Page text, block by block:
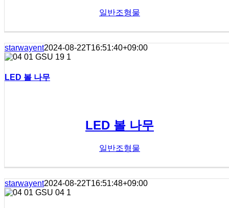
일반조형물
starwayent2024-08-22T16:51:40+09:00
LED 볼 나무
LED 볼 나무
일반조형물
starwayent2024-08-22T16:51:48+09:00